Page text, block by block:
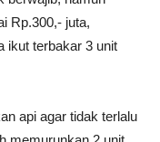
Rp.300,- juta,
ikut terbakar 3 unit
api agar tidak terlalu